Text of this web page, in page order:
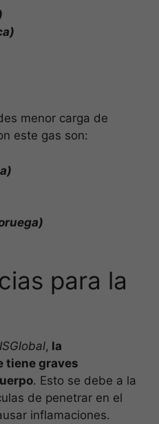
menor carga de
este gas son:
para la
ISGlobal, la
tiene graves
. Esto se debe a la
de penetrar en el
inflamaciones.